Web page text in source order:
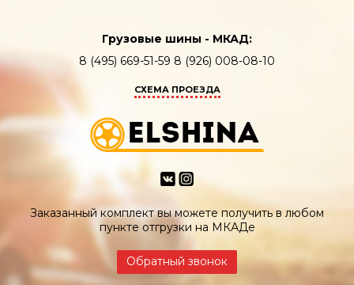
Грузовые шины - МКАД:
8 (495) 669-51-59 8 (926) 008-08-10
СХЕМА ПРОЕЗДА
Заказанный комплект вы можете получить в любом
пункте отгрузки на МКАДе
Обратный звонок